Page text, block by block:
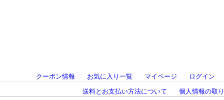
クーポン情報 お気に入り一覧 マイページ
ログイン
送料とお支払い方法について
個人情報の取